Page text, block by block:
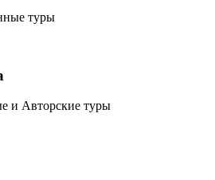
туры
и Авторские туры